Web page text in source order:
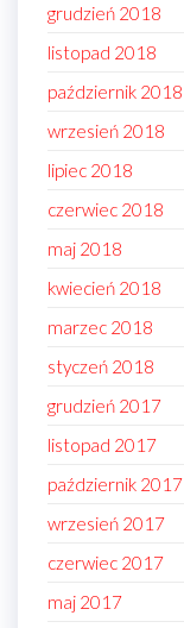
grudzień 2018
listopad 2018
październik 2018
wrzesień 2018
lipiec 2018
czerwiec 2018
maj 2018
kwiecień 2018
marzec 2018
styczeń 2018
grudzień 2017
listopad 2017
październik 2017
wrzesień 2017
czerwiec 2017
maj 2017